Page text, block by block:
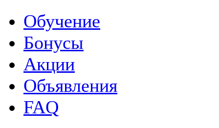
Обучение
Бонусы
Акции
Объявления
FAQ